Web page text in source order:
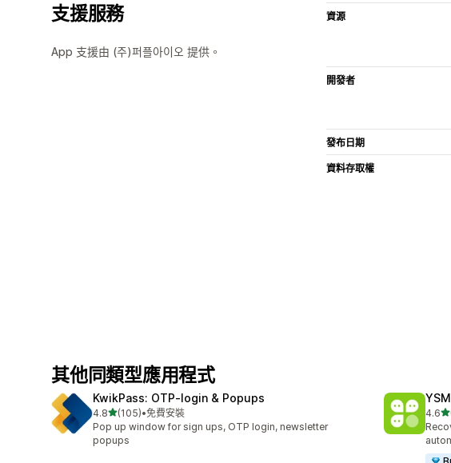
支援服務
App 支援由 (주)퍼플아이오 提供。
資源
開發者
發布日期
資料存取權
其他同類型應用程式
KwikPass: OTP‑login & Popups
4.8滿分 5 顆星
(105)
共有 105 則評價
•免費安裝
Pop up window for sign ups, OTP login, newsletter
popups
4.6
共有